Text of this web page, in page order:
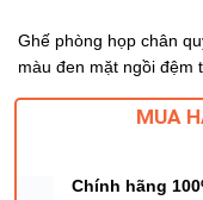
Ghế phòng họp chân
màu đen mặt ngồi đệm
MUA
Chính hãng